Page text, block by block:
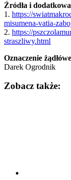
Źródła i
1. https://
misumena-vatia-
2. https://
straszliwy.html
Oznaczenie
Darek Ogrodnik
Zobacz także: